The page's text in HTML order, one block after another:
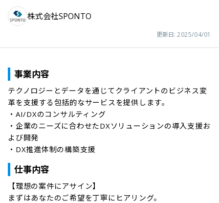
株式会社SPONTO
更新日: 2025/04/01
事業内容
テクノロジーとデータを通じてクライアントのビジネス変
革を支援する包括的なサービスを提供します。
・AI/DXのコンサルティング
・企業のニーズに合わせたDXソリューションの導入支援お
よび開発
・DX推進体制の構築支援
仕事内容
【理想の案件にアサイン】
まずはあなたのご希望を丁寧にヒアリング。